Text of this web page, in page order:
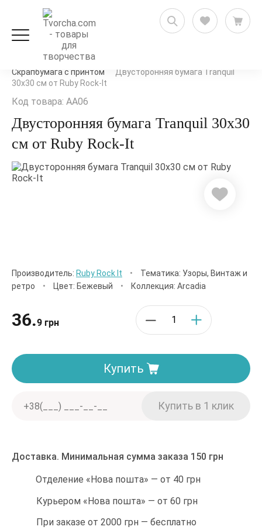
Скрапбукинг
Бумага для скрапбукинга
Скрапбумага с принтом
Двусторонняя бумага Tranquil
30х30 см от Ruby Rock-It
Код товара: AA06
Двусторонняя бумага Tranquil 30х30
см от Ruby Rock-It
Производитель: Ruby Rock It •
Тематика: Узоры, Винтаж и
ретро
• Цвет: Бежевый • Коллекция: Arcadia
36.9 грн
Купить
Доставка. Минимальная сумма заказа 150 грн
Отделение «Нова пошта» — от 40 грн
Курьером «Нова пошта» — от 60 грн
При заказе от 2000 грн — бесплатно